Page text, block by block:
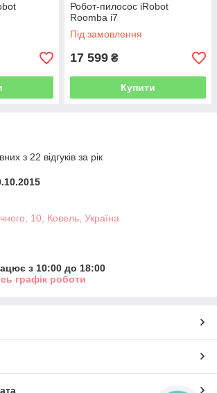
Робот-пилосос iRobot
Roomba i7
Під замовлення
17 599 ₴
Купити
з 22 відгуків за рік
10, Ковель, Україна
з 10:00 до 18:00
графік роботи